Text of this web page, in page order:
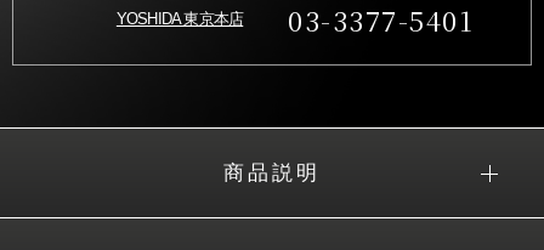
YOSHIDA 東京本店 03-3377-5401
商品説明